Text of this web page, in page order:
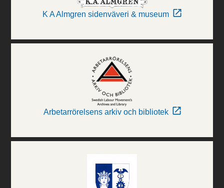
K A Almgren sidenväveri & museum
Arbetarrörelsens arkiv och bibliotek